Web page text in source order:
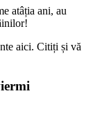
atâția ani, au
aici. Citiți și vă